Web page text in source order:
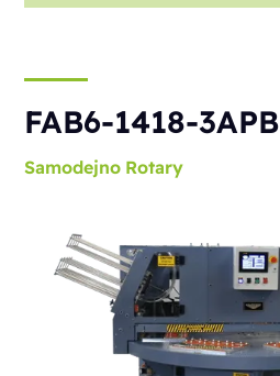
FAB6-1418-3APB
Samodejno Rotary